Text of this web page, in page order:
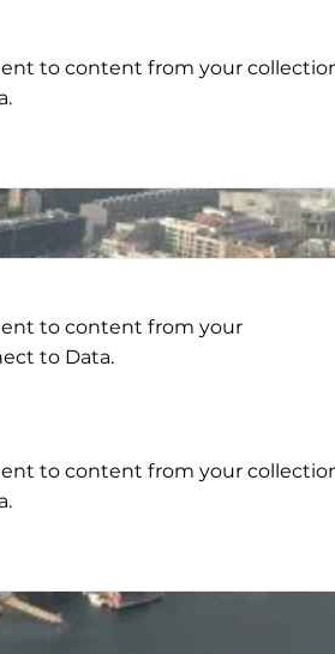
to content from your
to content from your
to Data.
to content from your